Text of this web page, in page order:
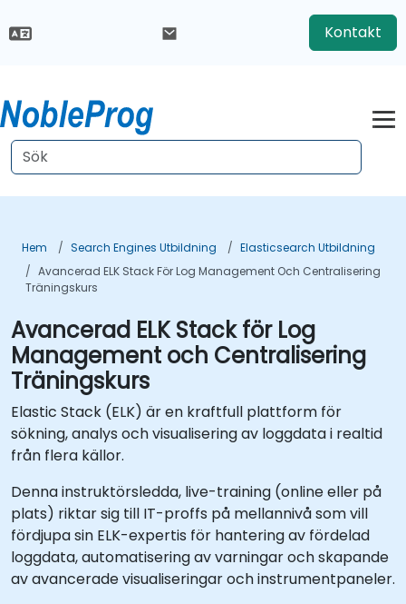
Kontakt
Hem Search Engines Utbildning
Elasticsearch Utbildning
Avancerad ELK Stack För Log Management Och Centralisering
Träningskurs
Avancerad ELK Stack för Log
Management och Centralisering
Träningskurs
Elastic Stack (ELK) är en kraftfull plattform för
sökning, analys och visualisering av loggdata i realtid
från flera källor.
Denna instruktörsledda, live-training (online eller på
plats) riktar sig till IT-proffs på mellannivå som vill
fördjupa sin ELK-expertis för hantering av fördelad
loggdata, automatisering av varningar och skapande
av avancerade visualiseringar och instrumentpaneler.